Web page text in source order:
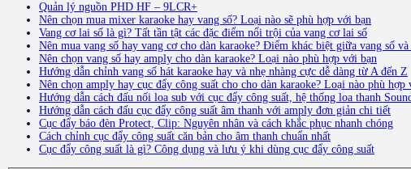
Quản lý nguồn PHD HF – 9LCR+
Nên chọn mua mixer karaoke hay vang số? Loại nào sẽ phù hợp với bạn
Vang cơ lai số là gì? Tất tần tật các đặc điểm nổi trội của vang cơ lai số
Nên mua vang số hay vang cơ cho dàn karaoke? Điểm khác biệt giữa vang số
Nên chọn vang số hay amply cho dàn karaoke? Loại nào phù hợp với bạn
Hướng dẫn chỉnh vang số hát karaoke hay và nhẹ nhàng cực dễ dàng từ A đến Z
Nên chọn amply hay cục đẩy công suất cho cho dàn karaoke? Loại nào phù hợp
Hướng dẫn cách đấu nối loa sub với cục đẩy công suất, hệ thống loa thanh
Hướng dẫn cách đấu cục đẩy công suất âm thanh với amply đơn giản chi tiết
Cục đẩy báo đèn Protect, Clip: Nguyên nhân và cách khắc phục nhanh chóng
Cách chỉnh cục đẩy công suất căn bản cho âm thanh chuẩn nhất
Cục đẩy công suất là gì? Công dụng và lưu ý khi dùng cục đẩy công suất